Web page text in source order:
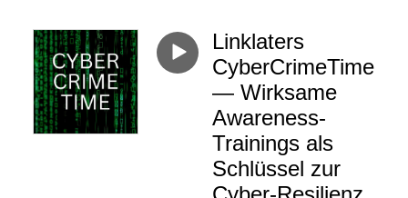
Linklaters
CyberCrimeTime
— Wirksame
Awareness-
Trainings als
Schlüssel zur